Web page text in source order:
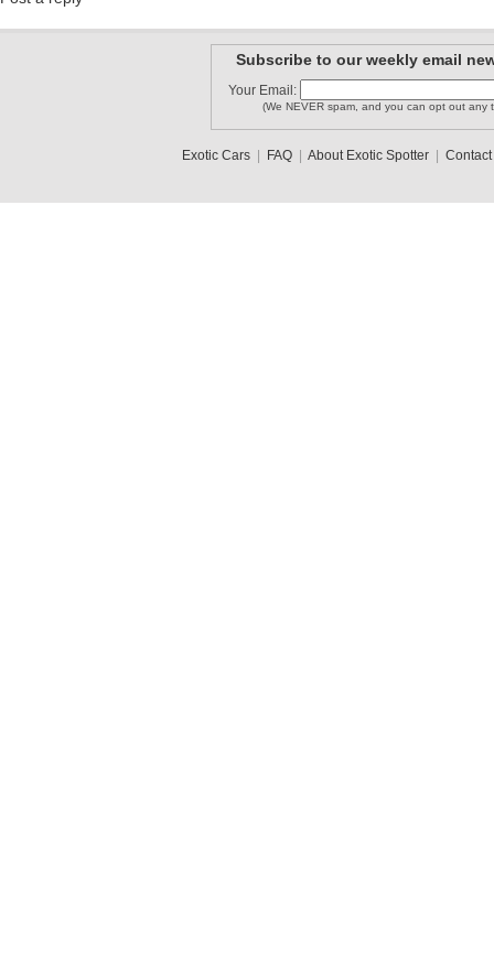
Subscribe to our weekly email
Your Email:
(We NEVER spam, and you can opt out any
Exotic Cars| FAQ| About Exotic Spotter| Contact